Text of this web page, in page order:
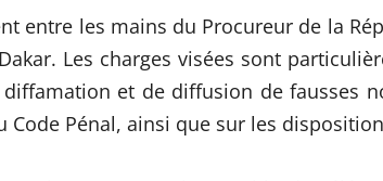
entre les mains du Procureur de la
Les charges visées sont
et de diffusion de fausses
Code Pénal, ainsi que sur les